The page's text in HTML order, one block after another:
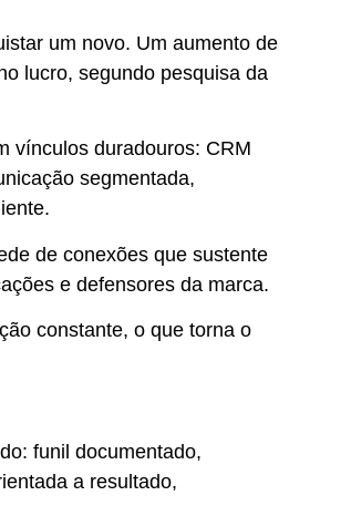
um novo. Um aumento de
lucro, segundo pesquisa da
vínculos duradouros: CRM
segmentada,
de conexões que sustente
e defensores da marca.
constante, o que torna o
funil documentado,
a resultado,